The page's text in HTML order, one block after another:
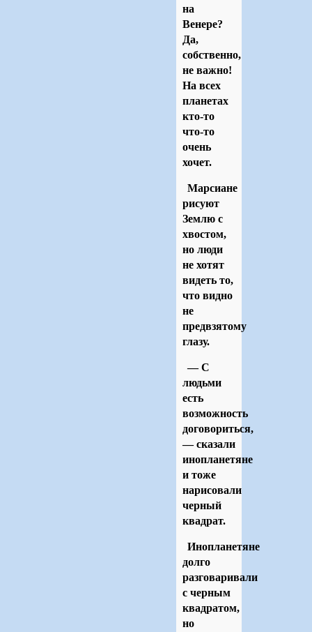
на
Венере?
Да,
собственно,
не важно!
На всех
планетах
кто-то
что-то
очень
хочет.
Марсиане
рисуют
Землю с
хвостом,
но люди
не хотят
видеть то,
что видно
не
предвзятому
глазу.
— С
людьми
есть
возможность
договориться,
— сказали
инопланетяне
и тоже
нарисовали
черный
квадрат.
Инопланетяне
долго
разговаривали
с черным
квадратом,
но